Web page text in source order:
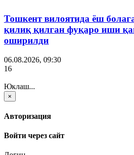
Тошкент вилоятида ёш
қилиқ қилган фуқаро иши
оширилди
06.08.2026, 09:30
16
Юклаш...
×
Авторизация
Войти через сайт